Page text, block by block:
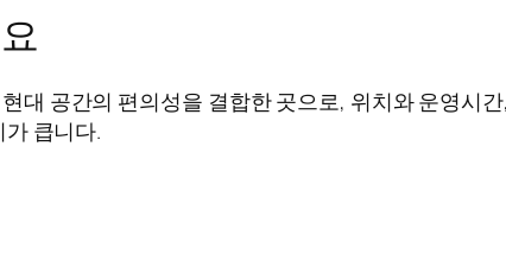
대 공간의 편의성을 결합한 곳으로, 위치와 운영시
큽니다.